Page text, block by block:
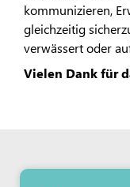
kommunizieren,
gleichzeitig
verwässert oder
Vielen Dank für